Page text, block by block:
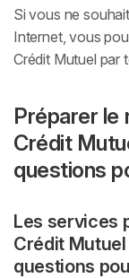
Si vous ne
Internet, vous
Crédit Mutuel par
Préparer le
Crédit
questions
Les services
Crédit
questions